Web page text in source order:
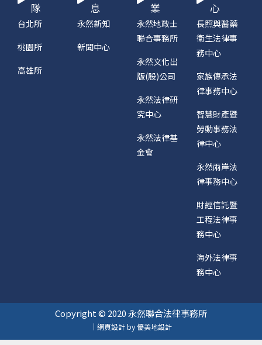
隊
台北所
桃園所
高雄所
息
永然新知
新聞中心
業
永然地政士
聯合事務所
永然文化出
版(股)公司
永然法律研
究中心
永然法律基
金會
心
長照與醫藥
衛生法律事
務中心
家族傳承法
律事務中心
智慧財產暨
勞動事務法
律中心
永然兩岸法
律事務中心
財經信託暨
工程法律事
務中心
海外法律事
務中心
Copyright © 2020 永然聯合法律事務所
｜網頁設計 by 優美地設計